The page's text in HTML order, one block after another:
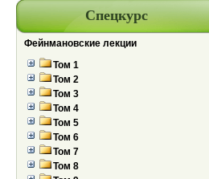
Спецкурс
Фейнмановские лекции
Том 1
Том 2
Том 3
Том 4
Том 5
Том 6
Том 7
Том 8